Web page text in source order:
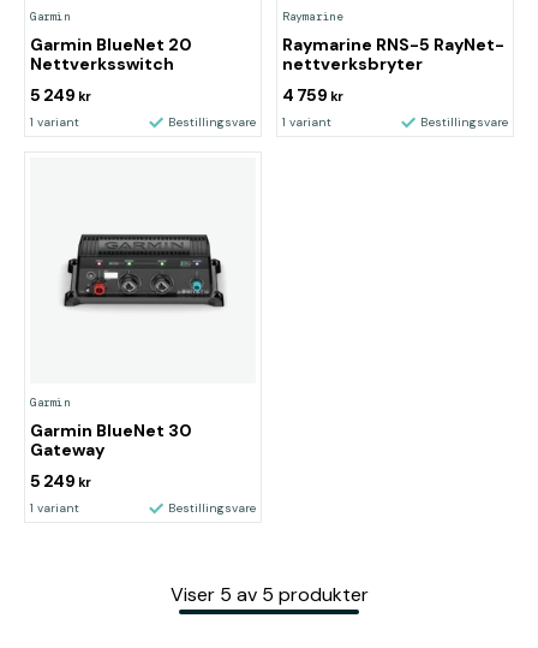
Garmin
Garmin BlueNet 20
Nettverksswitch
5 249 kr
1 variant Bestillingsvare
Raymarine
Raymarine RNS-5 RayNet-
nettverksbryter
4 759 kr
1 variant Bestillingsvare
Garmin
Garmin BlueNet 30
Gateway
5 249 kr
1 variant Bestillingsvare
Viser 5 av 5 produkter